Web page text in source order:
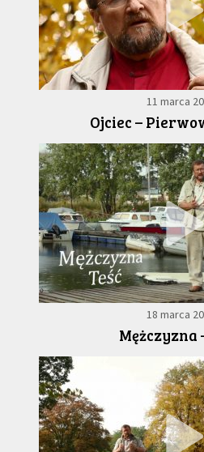
11 marca
Ojciec –
18 marca
Mężczyzna